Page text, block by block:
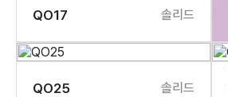
QO17 솔리드
QO25 솔리드